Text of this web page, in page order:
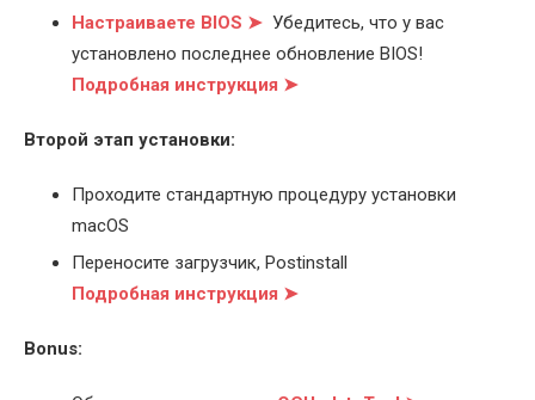
Настраиваете BIOS ➤ Убедитесь, что у вас
установлено последнее обновление BIOS!
Подробная инструкция ➤
Второй этап установки:
Проходите стандартную процедуру установки
macOS
Переносите загрузчик, Postinstall
Подробная инструкция ➤
Bonus: